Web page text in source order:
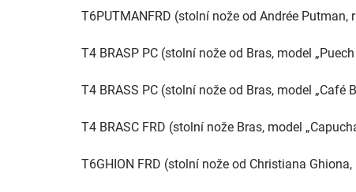
T6PUTMANFRD (stolní nože od Andrée Putman,
T4 BRASP PC (stolní nože od Bras, model
T4 BRASS PC (stolní nože od Bras, model „Café
T4 BRASC FRD (stolní nože Bras, model
T6GHION FRD (stolní nože od Christiana